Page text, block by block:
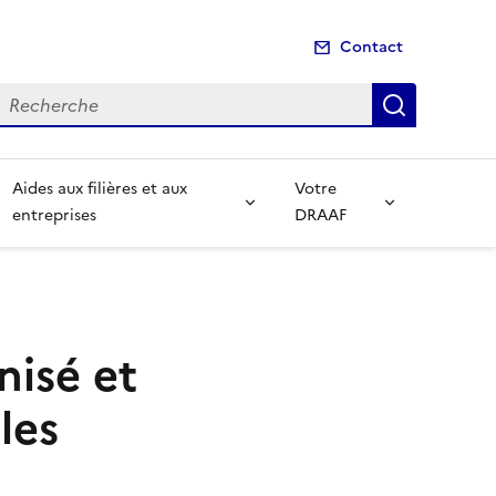
Contact
Aides aux filières et aux
entreprises
Votre
DRAAF
et